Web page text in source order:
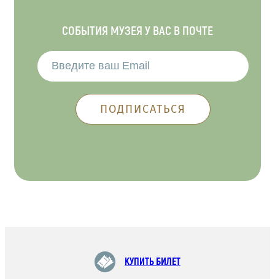
СОБЫТИЯ МУЗЕЯ У ВАС В ПОЧТЕ
КУПИТЬ БИЛЕТ